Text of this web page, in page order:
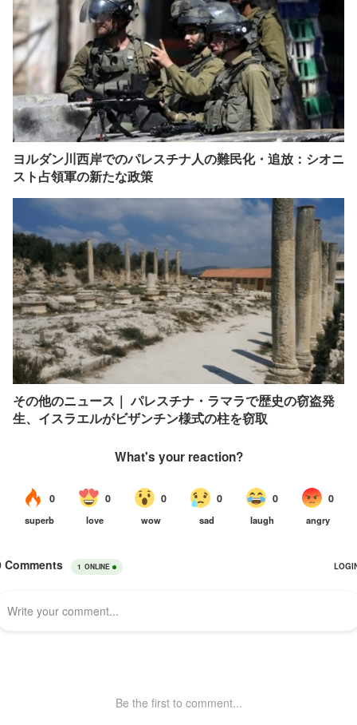
ヨルダン川西岸でのパレスチナ人の難民化・追放：シオニ
スト占領軍の新たな政策
その他のニュース｜ パレスチナ・ラマラで歴史の窃盗発
生、イスラエルがビザンチン様式の柱を窃取